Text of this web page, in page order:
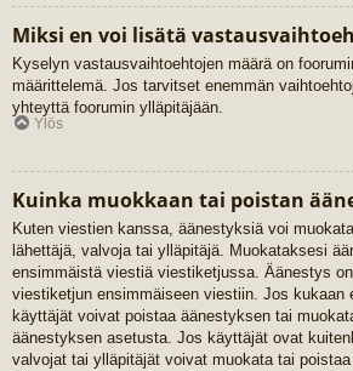
Miksi en voi lisätä
Kyselyn vastausvaihtoehtojen määrä on
määrittelemä. Jos tarvitset enemmän
yhteyttä foorumin ylläpitäjään.
Ylös
Kuinka muokkaan tai poistan
Kuten viestien kanssa, äänestyksiä voi
lähettäjä, valvoja tai ylläpitäjä. Muokataksesi
ensimmäistä viestiä viestiketjussa. Äänestys
viestiketjun ensimmäiseen viestiin. Jos kukaan
käyttäjät voivat poistaa äänestyksen tai
äänestyksen asetusta. Jos käyttäjät ovat
valvojat tai ylläpitäjät voivat muokata tai